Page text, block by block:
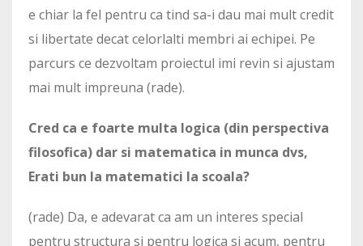
e chiar la fel pentru ca tind sa-i dau mai mult credit
si libertate decat celorlalti membri ai echipei. Pe
parcurs ce dezvoltam proiectul imi revin si ajustam
mai mult impreuna (rade).
Cred ca e foarte multa logica (din perspectiva
filosofica) dar si matematica in munca dvs,
Erati bun la matematici la scoala?
(rade) Da, e adevarat ca am un interes special
pentru structura si pentru logica si acum, pentru